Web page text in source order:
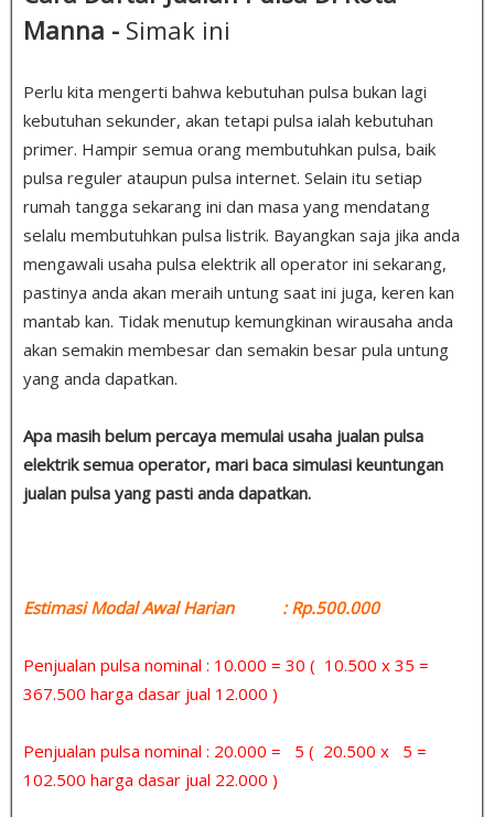
Manna - Simak ini
Perlu kita mengerti bahwa kebutuhan pulsa bukan lagi
kebutuhan sekunder, akan tetapi pulsa ialah kebutuhan
primer. Hampir semua orang membutuhkan pulsa, baik
pulsa reguler ataupun pulsa internet. Selain itu setiap
rumah tangga sekarang ini dan masa yang mendatang
selalu membutuhkan pulsa listrik. Bayangkan saja jika anda
mengawali usaha pulsa elektrik all operator ini sekarang,
pastinya anda akan meraih untung saat ini juga, keren kan
mantab kan. Tidak menutup kemungkinan wirausaha anda
akan semakin membesar dan semakin besar pula untung
yang anda dapatkan.
Apa masih belum percaya memulai usaha jualan pulsa
elektrik semua operator, mari baca simulasi keuntungan
jualan pulsa yang pasti anda dapatkan.
Estimasi Modal Awal Harian : Rp.500.000
Penjualan pulsa nominal : 10.000 = 30 ( 10.500 x 35 =
367.500 harga dasar jual 12.000 )
Penjualan pulsa nominal : 20.000 = 5 ( 20.500 x 5 =
102.500 harga dasar jual 22.000 )